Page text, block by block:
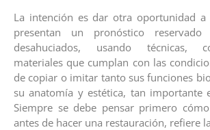
La intención es dar otra oportunidad a
presentan un pronóstico
desahuciados, usando técnicas,
materiales que cumplan con las
de copiar o imitar tanto sus funciones
su anatomía y estética, tan importante
Siempre se debe pensar primero
antes de hacer una restauración, refiere